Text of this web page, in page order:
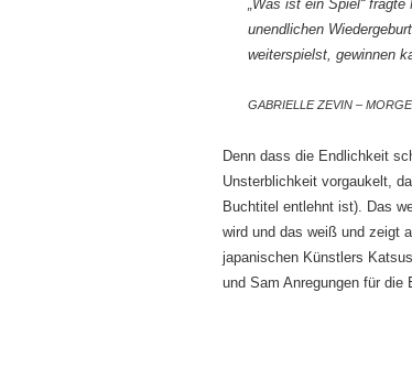
„Was ist ein Spiel“
unendlichen
weiterspielst, gewinnen
GABRIELLE ZEVIN –
Denn dass die Endlichkeit
Unsterblichkeit vorgaukelt,
Buchtitel entlehnt ist). Das
wird und das weiß und zeigt
japanischen Künstlers
und Sam Anregungen für die